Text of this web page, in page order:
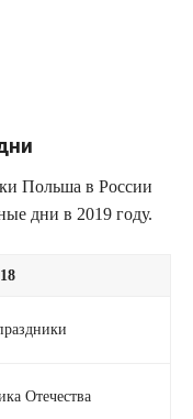
Польша в России
дни в 2019 году.
Отечества